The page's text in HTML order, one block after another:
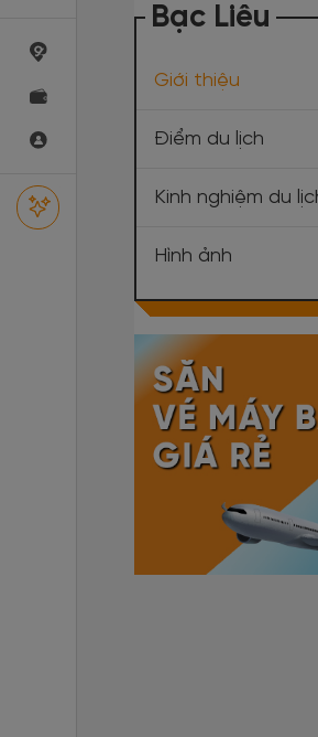
Bạc Liêu
Giới thiệu
Điểm du lịch
Kinh nghiệm du
Hình ảnh